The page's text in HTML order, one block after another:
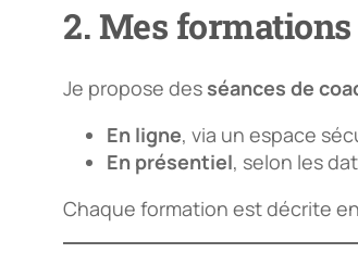
2. Mes formations
Je propose des séances de
En ligne, via un espace
En présentiel, selon les
Chaque formation est décrite